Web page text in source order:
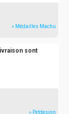
» Médailles Machu
sont
» Petdesign